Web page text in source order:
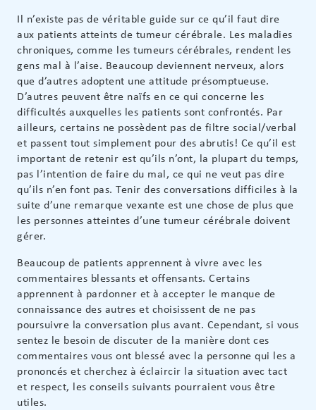
Il n’existe pas de véritable guide sur ce qu’il faut dire
aux patients atteints de tumeur cérébrale. Les maladies
chroniques, comme les tumeurs cérébrales, rendent les
gens mal à l’aise. Beaucoup deviennent nerveux, alors
que d’autres adoptent une attitude présomptueuse.
D’autres peuvent être naïfs en ce qui concerne les
difficultés auxquelles les patients sont confrontés. Par
ailleurs, certains ne possèdent pas de filtre social/verbal
et passent tout simplement pour des abrutis! Ce qu’il est
important de retenir est qu’ils n’ont, la plupart du temps,
pas l’intention de faire du mal, ce qui ne veut pas dire
qu’ils n’en font pas. Tenir des conversations difficiles à la
suite d’une remarque vexante est une chose de plus que
les personnes atteintes d’une tumeur cérébrale doivent
gérer.
Beaucoup de patients apprennent à vivre avec les
commentaires blessants et offensants. Certains
apprennent à pardonner et à accepter le manque de
connaissance des autres et choisissent de ne pas
poursuivre la conversation plus avant. Cependant, si vous
sentez le besoin de discuter de la manière dont ces
commentaires vous ont blessé avec la personne qui les a
prononcés et cherchez à éclaircir la situation avec tact
et respect, les conseils suivants pourraient vous être
utiles.